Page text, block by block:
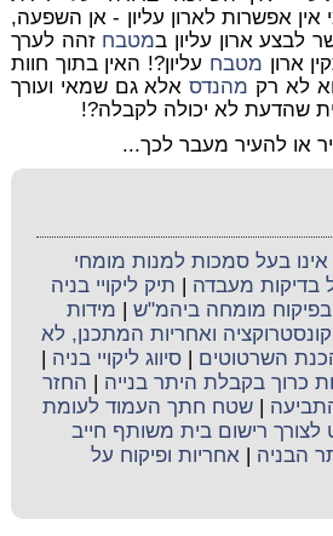
אפשרות לארון עליון - אן השפעה,
לבצע ארון עליון במטבח זהה לערך
ארון מטבח עליון?! האין בתוך חוות
לא רק מהנדסאלא גם שמאי ועורך
שהדעת לא יכולה לקבלה?!
או להעיר מעבר לכך...
בעל סמכות למנות מומחי
בדיקות מעבדה
תיק ליקויי בניה
מומחה ביהמ"ש
מידות
קונסטרוקציה ואחריות המתכנן, לא
השרטוטים |סיווג ליקויי בניה
כרוך בקבלת היתר בנייה
החזר
|שטח חתך העמוד לעומת
לצורך רישום בית משותף חייב
הבניה |אחריות ופיקוח על